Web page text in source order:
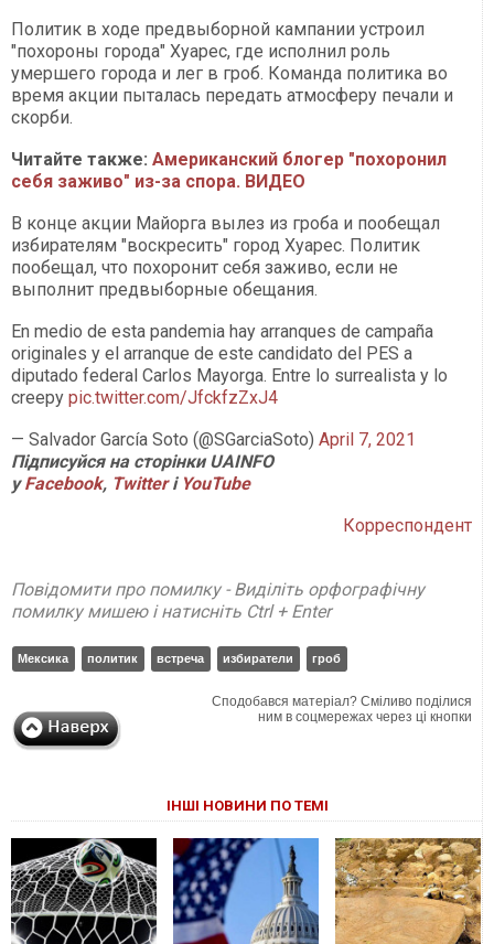
Политик в ходе предвыборной кампании устроил
"похороны города" Хуарес, где исполнил роль
умершего города и лег в гроб. Команда политика во
время акции пыталась передать атмосферу печали и
скорби.
Читайте также: Американский блогер "похоронил
себя заживо" из-за спора. ВИДЕО
В конце акции Майорга вылез из гроба и пообещал
избирателям "воскресить" город Хуарес. Политик
пообещал, что похоронит себя заживо, если не
выполнит предвыборные обещания.
En medio de esta pandemia hay arranques de campaña
originales y el arranque de este candidato del PES a
diputado federal Carlos Mayorga. Entre lo surrealista y lo
creepy pic.twitter.com/JfckfzZxJ4
— Salvador García Soto (@SGarciaSoto) April 7, 2021
Підписуйся на сторінки UAINFO
уFacebook, Twitterі YouTube
Корреспондент
Повідомити про помилку - Виділіть орфографічну
помилку мишею і натисніть Ctrl + Enter
Мексика политик встреча избиратели гроб
Сподобався матеріал? Сміливо поділися
ним в соцмережах через ці кнопки
ІНШІ НОВИНИ ПО ТЕМІ